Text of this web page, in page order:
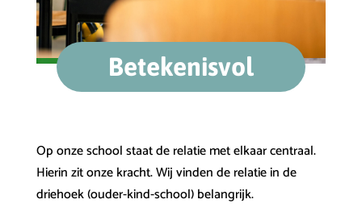
Betekenisvol
Op onze school staat de relatie met elkaar centraal.
Hierin zit onze kracht. Wij vinden de relatie in de
driehoek (ouder-kind-school) belangrijk.